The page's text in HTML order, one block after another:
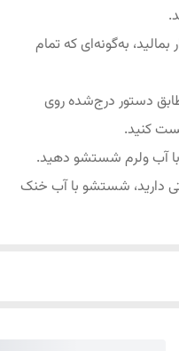
بمالید، به‌گونه‌ای که تمام
دستور درج‌شده روی
کنید.
آب ولرم شستشو دهید.
دارید، شستشو با آب خنک